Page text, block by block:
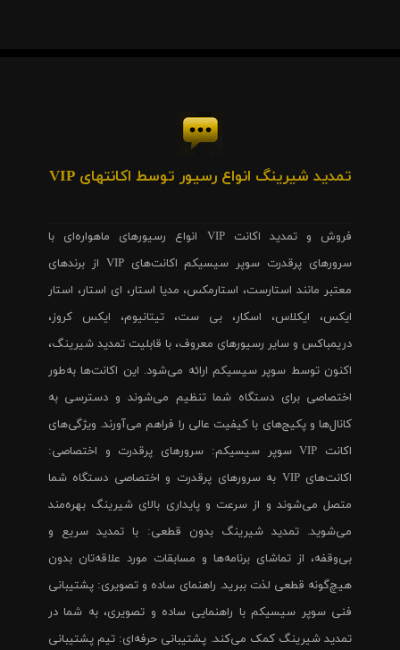
تمدید شیرینگ انواع رسیور توسط اکانتهای VIP
فروش و تمدید اکانت VIP انواع رسیورهای ماهواره‌ای با
سرورهای پرقدرت سوپر سیسیکم اکانت‌های VIP از برندهای
معتبر مانند استارست، استارمکس، مدیا استار، ای استار، استار
ایکس، ایکلاس، اسکار، بی ست، تیتانیوم، ایکس کروز،
دریمباکس و سایر رسیورهای معروف، با قابلیت تمدید شیرینگ،
اکنون توسط سوپر سیسیکم ارائه می‌شود. این اکانت‌ها به‌طور
اختصاصی برای دستگاه شما تنظیم می‌شوند و دسترسی به
کانال‌ها و پکیج‌های با کیفیت عالی را فراهم می‌آورند. ویژگی‌های
اکانت VIP سوپر سیسیکم: سرورهای پرقدرت و اختصاصی:
اکانت‌های VIP به سرورهای پرقدرت و اختصاصی دستگاه شما
متصل می‌شوند و از سرعت و پایداری بالای شیرینگ بهره‌مند
می‌شوید. تمدید شیرینگ بدون قطعی: با تمدید سریع و
بی‌وقفه، از تماشای برنامه‌ها و مسابقات مورد علاقه‌تان بدون
هیچ‌گونه قطعی لذت ببرید. راهنمای ساده و تصویری: پشتیبانی
فنی سوپر سیسیکم با راهنمایی ساده و تصویری، به شما در
تمدید شیرینگ کمک می‌کند. پشتیبانی حرفه‌ای: تیم پشتیبانی